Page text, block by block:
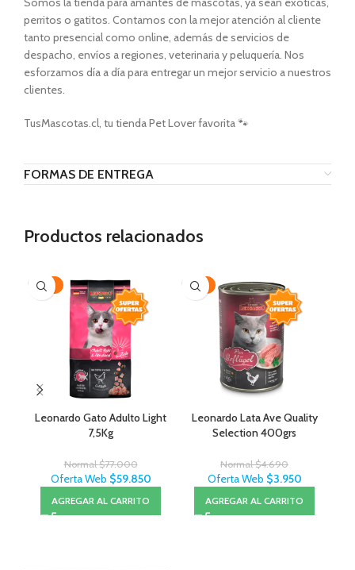
perritos o gatitos. Contamos con la mejor atención al cliente
tanto presencial como online, además de servicios de
despacho, envíos a regiones, veterinaria y peluquería. Nos
esforzamos día a día para entregar un mejor servicio a nuestros
clientes.
TusMascotas.cl, tu tienda Pet Lover favorita 🐾
FORMAS DE ENTREGA
Productos relacionados
-22%
Leonardo Gato Adulto Light
7,5Kg
Normal$77.000
Oferta Web $59.850
AGREGAR AL CARRITO
-16%
Leonardo Lata Ave Quality
Selection 400grs
Normal$4.690
Oferta Web $3.950
AGREGAR AL CARRITO